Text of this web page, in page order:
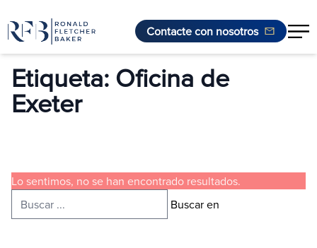
Contacte con nosotros
Etiqueta:Oficina de
Exeter
Lo sentimos, no se han encontrado resultados.
Buscar:
Buscar en